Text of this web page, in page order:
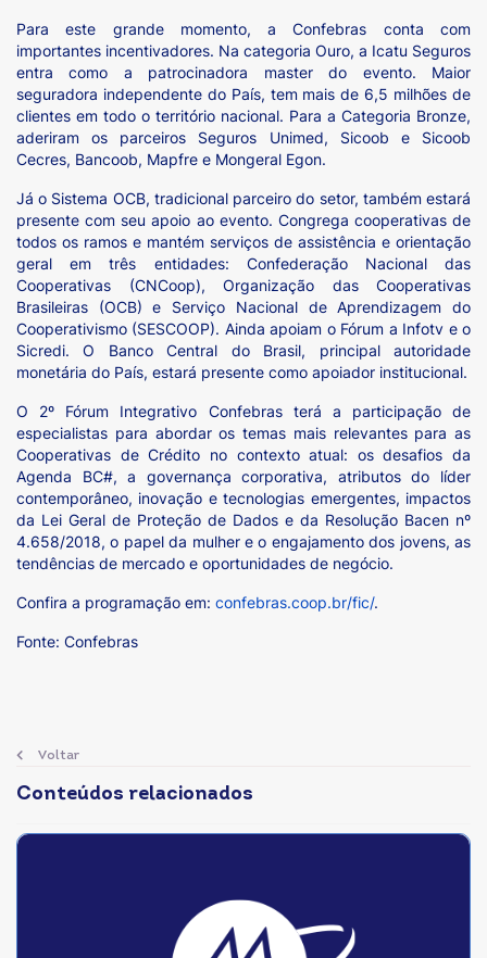
Para este grande momento, a Confebras conta com
importantes incentivadores. Na categoria Ouro, a Icatu Seguros
entra como a patrocinadora master do evento. Maior
seguradora independente do País, tem mais de 6,5 milhões de
clientes em todo o território nacional. Para a Categoria Bronze,
aderiram os parceiros Seguros Unimed, Sicoob e Sicoob
Cecres, Bancoob, Mapfre e Mongeral Egon.
Já o Sistema OCB, tradicional parceiro do setor, também estará
presente com seu apoio ao evento. Congrega cooperativas de
todos os ramos e mantém serviços de assistência e orientação
geral em três entidades: Confederação Nacional das
Cooperativas (CNCoop), Organização das Cooperativas
Brasileiras (OCB) e Serviço Nacional de Aprendizagem do
Cooperativismo (SESCOOP). Ainda apoiam o Fórum a Infotv e o
Sicredi. O Banco Central do Brasil, principal autoridade
monetária do País, estará presente como apoiador institucional.
O 2º Fórum Integrativo Confebras terá a participação de
especialistas para abordar os temas mais relevantes para as
Cooperativas de Crédito no contexto atual: os desafios da
Agenda BC#, a governança corporativa, atributos do líder
contemporâneo, inovação e tecnologias emergentes, impactos
da Lei Geral de Proteção de Dados e da Resolução Bacen nº
4.658/2018, o papel da mulher e o engajamento dos jovens, as
tendências de mercado e oportunidades de negócio.
Confira a programação em: confebras.coop.br/fic/.
Fonte: Confebras
Voltar
Conteúdos relacionados